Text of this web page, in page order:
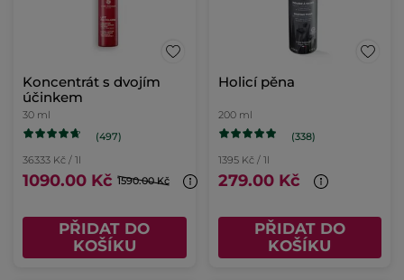
Koncentrát s dvojím
účinkem
30 ml
(497)
36333 Kč / 1l
1090.00 Kč 1590.00 Kč
PŘIDAT DO
KOŠÍKU
Holicí pěna
200 ml
(338)
1395 Kč / 1l
279.00 Kč
PŘIDAT DO
KOŠÍKU